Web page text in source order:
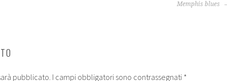
Memphis blues
pubblicato. I campi obbligatori sono contrassegnati *